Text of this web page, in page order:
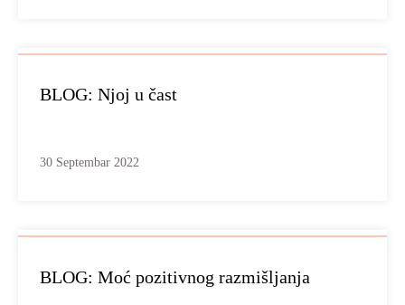
BLOG: Njoj u čast
30 Septembar 2022
BLOG: Moć pozitivnog razmišljanja